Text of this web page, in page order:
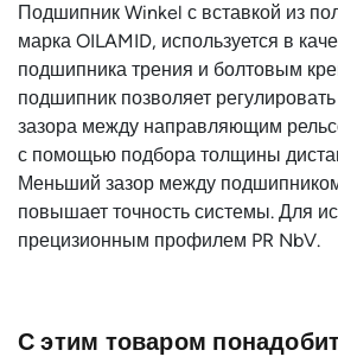
подшипника
Страна
Подшипник Winkel с вставкой из
марка OILAMID, используется в
подшипника трения и болтовым
подшипник позволяет
зазора между направляющим
с помощью подбора толщины
Меньший зазор между
повышает точность системы. Для
прецизионным профилем PR NbV.
С этим товаром